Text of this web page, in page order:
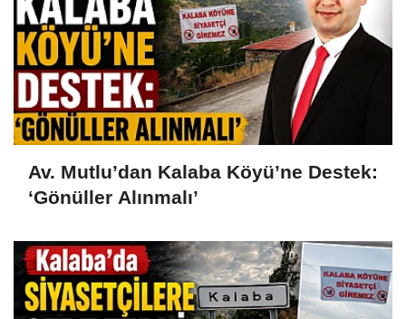
Av. Mutlu’dan Kalaba Köyü’ne Destek:
‘Gönüller Alınmalı’